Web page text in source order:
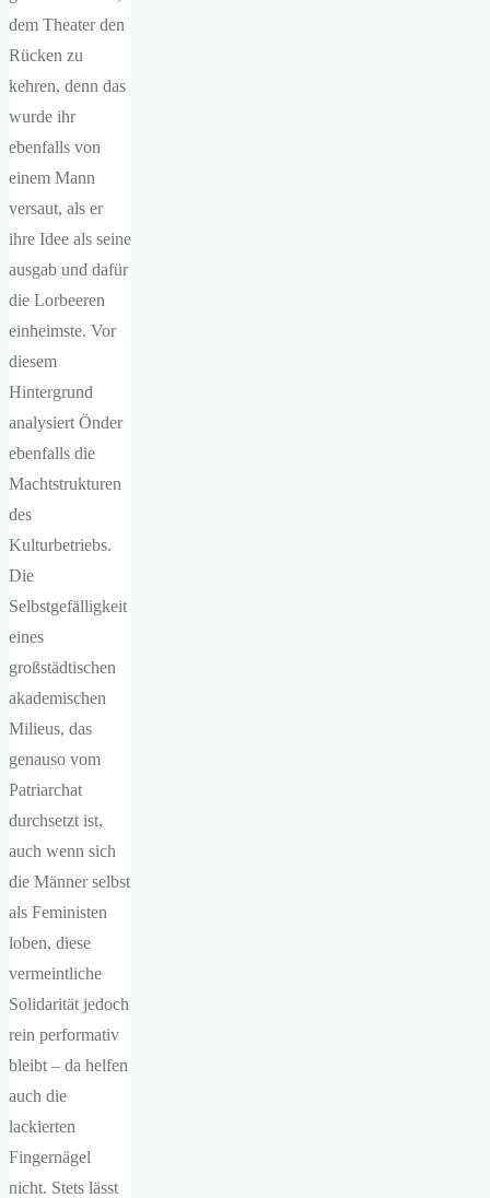
dem Theater den
Rücken zu
kehren, denn das
wurde ihr
ebenfalls von
einem Mann
versaut, als er
ihre Idee als seine
ausgab und dafür
die Lorbeeren
einheimste. Vor
diesem
Hintergrund
analysiert Önder
ebenfalls die
Machtstrukturen
des
Kulturbetriebs.
Die
Selbstgefälligkeit
eines
großstädtischen
akademischen
Milieus, das
genauso vom
Patriarchat
durchsetzt ist,
auch wenn sich
die Männer selbst
als Feministen
loben, diese
vermeintliche
Solidarität jedoch
rein performativ
bleibt – da helfen
auch die
lackierten
Fingernägel
nicht. Stets lässt